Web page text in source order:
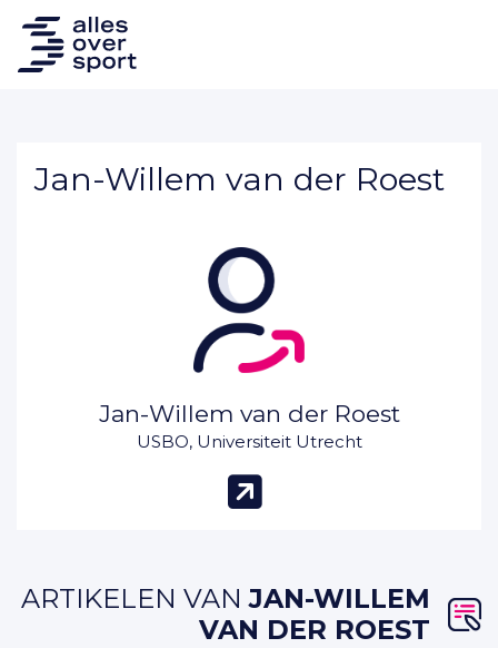
Jan-Willem van der Roest
Jan-Willem van der Roest
USBO, Universiteit Utrecht
(opent in
ARTIKELEN VANJAN-WILLEM
VAN DER ROEST